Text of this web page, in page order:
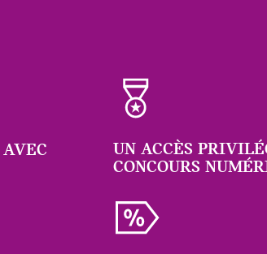
UN ACCÈS
CONCOURS